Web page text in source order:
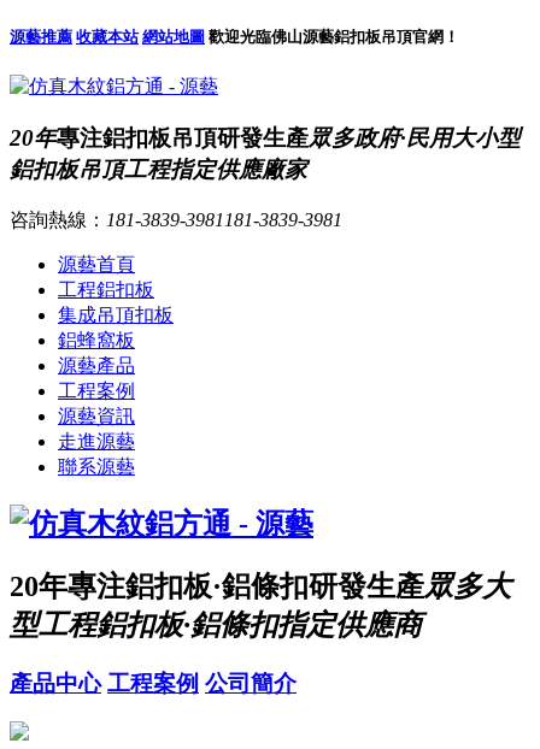
源藝推薦 收藏本站 網站地圖 歡迎光臨佛山源藝鋁扣板吊頂官網！
20年專注鋁扣板吊頂研發生產眾多政府·民用大小型
鋁扣板吊頂工程指定供應廠家
咨詢熱線： 181-3839-3981 181-3839-3981
源藝首頁
工程鋁扣板
集成吊頂扣板
鋁蜂窩板
源藝產品
工程案例
源藝資訊
走進源藝
聯系源藝
20年專注鋁扣板·鋁條扣研發生產眾多大
型工程鋁扣板·鋁條扣指定供應商
產品中心 工程案例 公司簡介